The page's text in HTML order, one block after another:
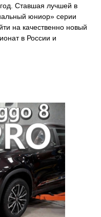
Ставшая лучшей в
юниор» серии
на качественно новый
в России и